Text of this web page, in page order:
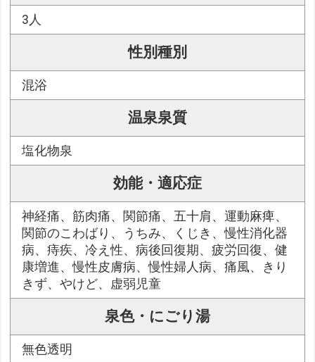
3人
性別種別
混浴
温泉泉質
塩化物泉
効能・適応症
神経痛、筋肉痛、関節痛、五十肩、運動麻痺、
関節のこわばり、うちみ、くじき、慢性消化器
病、痔疾、冷え性、病後回復期、疲労回復、健
康増進、慢性皮膚病、慢性婦人病、痛風、きり
きず、やけど、虚弱児童
泉色・にごり湯
無色透明